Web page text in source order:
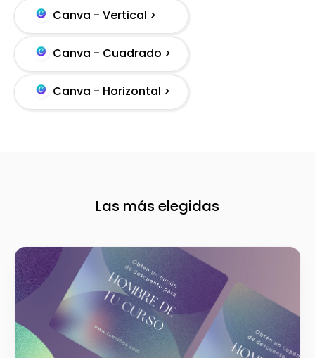
Canva - Vertical >
Canva - Cuadrado >
Canva - Horizontal >
Las más elegidas